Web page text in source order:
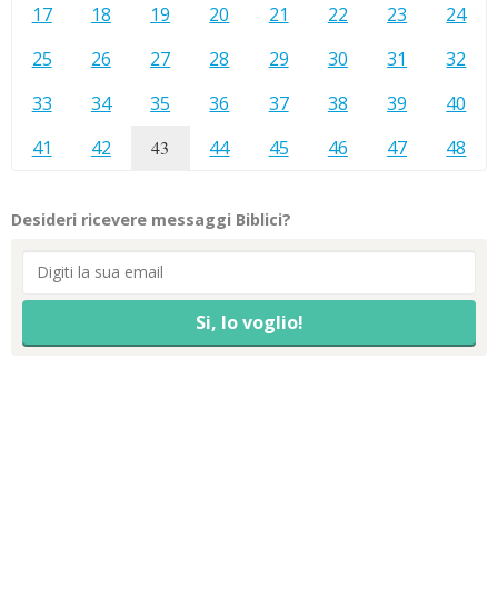
17
18 19 20 21 22 23
24
25
26 27 28 29 30 31
32
33
34 35 36 37 38 39
40
41
42 43 44 45 46 47 48
Desideri ricevere messaggi Biblici?